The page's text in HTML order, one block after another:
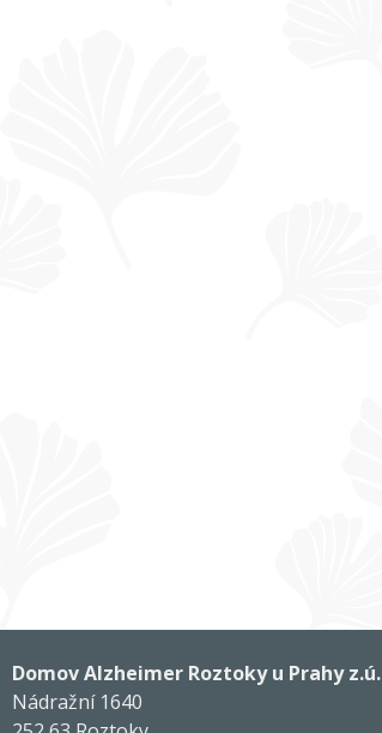
Domov Alzheimer Roztoky u Prahy z.ú.
Nádražní 1640